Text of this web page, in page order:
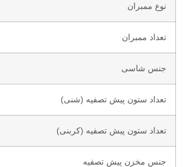
نوع ممبران
تعداد ممبران
جنس شاسی
تعداد ستون پیش تصفیه (شنی)
تعداد ستون پیش تصفیه (کربنی)
جنس مخزن پیش تصفیه